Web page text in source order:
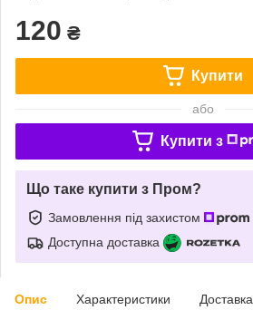
120 ₴
Купити
або
Купити з
Що таке купити з Пром?
Замовлення під захистом
Доступна доставка
Опис Характеристики Доставка